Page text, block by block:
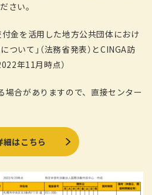
さい。
金を活用した地方公共団体におけ
いて」（法務省発表）とCINGA訪
年11月時点）
合がありますので、直接センター
細はこちら